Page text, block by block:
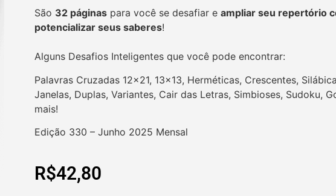
São 32 páginas para você se desafiar e ampliar seu repertório
potencializar seus saberes!
Alguns Desafios Inteligentes que você pode encontrar:
Palavras Cruzadas 12×21, 13×13, Herméticas, Crescentes,
Janelas, Duplas, Variantes, Cair das Letras, Simbioses, Sudoku,
mais!
Edição 330 – Junho 2025 Mensal
R$42,80